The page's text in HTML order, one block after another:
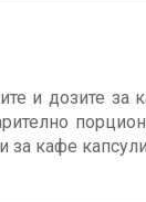
и дозите за
за кафе